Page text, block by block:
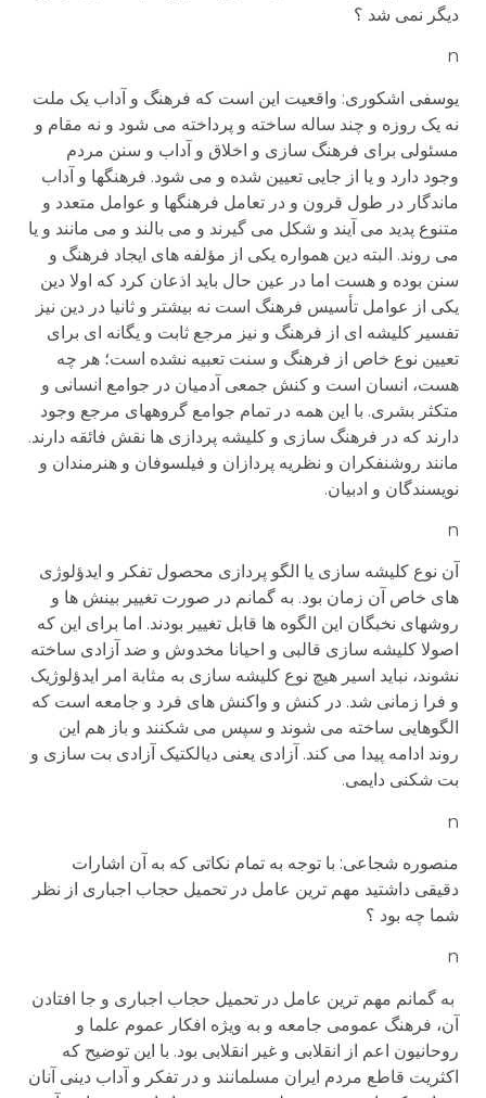
دیگر نمی شد ؟
n
یوسفی اشکوری: واقعیت این است که فرهنگ و آداب یک ملت
نه یک روزه و چند ساله ساخته و پرداخته می شود و نه مقام و
مسئولی برای فرهنگ سازی و اخلاق و آداب و سنن مردم
وجود دارد و یا از جایی تعیین شده و می شود. فرهنگها و آداب
ماندگار در طول قرون و در تعامل فرهنگها و عوامل متعدد و
متنوع پدید می آیند و شکل می گیرند و می بالند و می مانند و یا
می روند. البته دین همواره یکی از مؤلفه های ایجاد فرهنگ و
سنن بوده و هست اما در عین حال باید اذعان کرد که اولا دین
یکی از عوامل تأسیس فرهنگ است نه بیشتر و ثانیا در دین نیز
تفسیر کلیشه ای از فرهنگ و نیز مرجع ثابت و یگانه ای برای
تعیین نوع خاص از فرهنگ و سنت تعبیه نشده است؛ هر چه
هست، انسان است و کنش جمعی آدمیان در جوامع انسانی و
متکثر بشری. با این همه در تمام جوامع گروههای مرجع وجود
دارند که در فرهنگ سازی و کلیشه پردازی ها نقش فائقه دارند.
مانند روشنفکران و نظریه پردازان و فیلسوفان و هنرمندان و
نویسندگان و ادبیان.
n
آن نوع کلیشه سازی یا الگو پردازی محصول تفکر و ایدؤلوژی
های خاص آن زمان بود. به گمانم در صورت تغییر بینش ها و
روشهای نخبگان این الگوه ها قابل تغییر بودند. اما برای این که
اصولا کلیشه سازی قالبی و احیانا مخدوش و ضد آزادی ساخته
نشوند، نباید اسیر هیچ نوع کلیشه سازی به مثابة امر ایدؤلوژیک
و فرا زمانی شد. در کنش و واکنش های فرد و جامعه است که
الگوهایی ساخته می شوند و سپس می شکنند و باز هم این
روند ادامه پیدا می کند. آزادی یعنی دیالکتیک آزادی بت سازی و
بت شکنی دایمی.
n
منصوره شجاعی: با توجه به تمام نکاتی که به آن اشارات
دقیقی داشتید مهم ترین عامل در تحمیل حجاب اجباری از نظر
شما چه بود ؟
n
به گمانم مهم ترین عامل در تحمیل حجاب اجباری و جا افتادن
آن، فرهنگ عمومی جامعه و به ویژه افکار عموم علما و
روحانیون اعم از انقلابی و غیر انقلابی بود. با این توضیح که
اکثریت قاطع مردم ایران مسلمانند و در تفکر و آداب دینی آنان